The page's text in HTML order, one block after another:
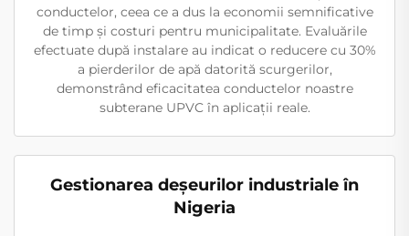
conductelor, ceea ce a dus la economii semnificative
de timp și costuri pentru municipalitate. Evaluările
efectuate după instalare au indicat o reducere cu 30%
a pierderilor de apă datorită scurgerilor,
demonstrând eficacitatea conductelor noastre
subterane UPVC în aplicații reale.
Gestionarea deșeurilor industriale în
Nigeria